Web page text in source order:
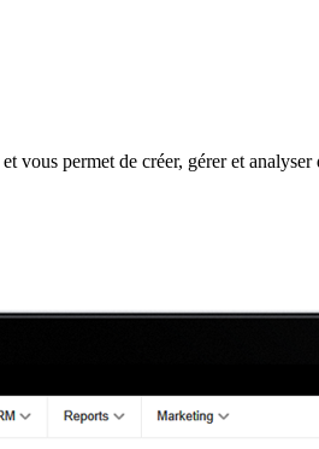
et vous permet de créer, gérer et